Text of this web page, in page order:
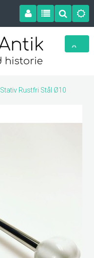
Stativ Rustfri Stål Ø10